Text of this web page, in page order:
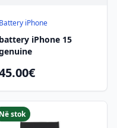
Battery iPhone
battery iPhone 15
Në stok